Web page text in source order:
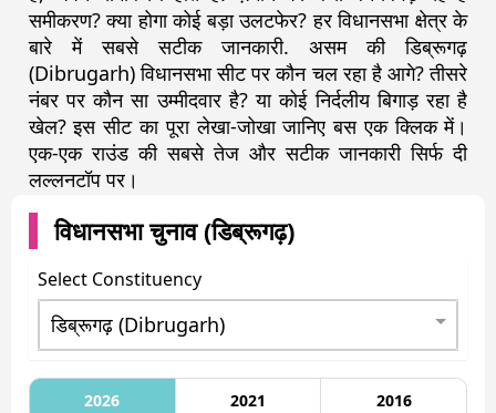
समीकरण? क्या होगा कोई बड़ा उलटफेर? हर विधानसभा क्षेत्र के
बारे में सबसे सटीक जानकारी. असम की डिब्रूगढ़
(Dibrugarh) विधानसभा सीट पर कौन चल रहा है आगे? तीसरे
नंबर पर कौन सा उम्मीदवार है? या कोई निर्दलीय बिगाड़ रहा है
खेल? इस सीट का पूरा लेखा-जोखा जानिए बस एक क्लिक में।
एक-एक राउंड की सबसे तेज और सटीक जानकारी सिर्फ दी
लल्लनटॉप पर।
विधानसभा चुनाव (डिब्रूगढ़)
Select Constituency
2026 2021 2016